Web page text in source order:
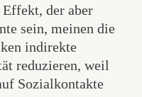
der aber
sein, meinen die
indirekte
reduzieren, weil
Sozialkontakte